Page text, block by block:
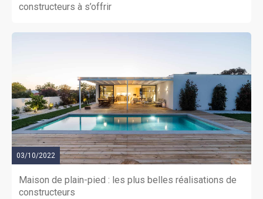
constructeurs à s’offrir
03/10/2022
Maison de plain-pied : les plus belles réalisations de
constructeurs